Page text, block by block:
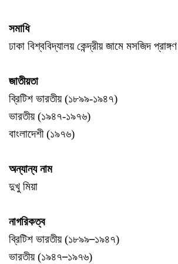
সমাধি
ঢাকা বিশ্ববিদ্যালয় কেন্দ্রীয় জামে মসজিদ প্রাঙ্গণ
জাতীয়তা
ব্রিটিশ ভারতীয় (১৮৯৯-১৯৪৭)
ভারতীয় (১৯৪৭-১৯৭৬)
বাংলাদেশী (১৯৭৬)
অন্যান্য নাম
দুখু মিয়া
নাগরিকত্ব
ব্রিটিশ ভারতীয় (১৮৯৯–১৯৪৭)
ভারতীয় (১৯৪৭–১৯৭৬)